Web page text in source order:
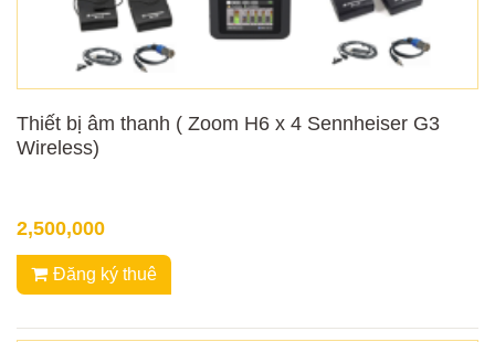
Thiết bị âm thanh ( Zoom H6 x 4 Sennheiser G3
Wireless)
2,500,000
Đăng ký thuê